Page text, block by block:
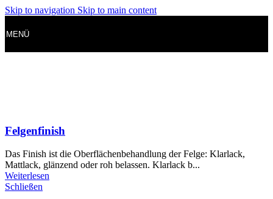
Skip to navigation Skip to main content
MENÜ
Felgenfinish
Das Finish ist die Oberflächenbehandlung der Felge: Klarlack,
Mattlack, glänzend oder roh belassen. Klarlack b...
Weiterlesen
Schließen